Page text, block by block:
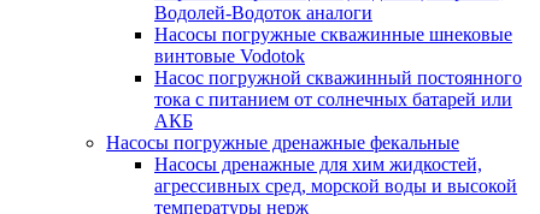
Водолей-Водоток аналоги
Насосы погружные скважинные шнековые
винтовые Vodotok
Насос погружной скважинный постоянного
тока с питанием от солнечных батарей или
АКБ
Насосы погружные дренажные фекальные
Насосы дренажные для хим жидкостей,
агрессивных сред, морской воды и высокой
температуры нерж